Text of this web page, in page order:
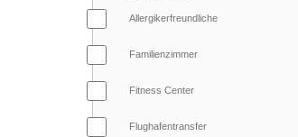
Allergikerfreundliche
Familienzimmer
Fitness Center
Flughafentransfer